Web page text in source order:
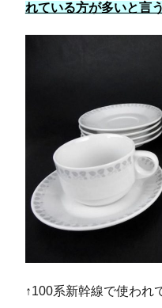
れている方が多いと言
↑100系新幹線で使われ